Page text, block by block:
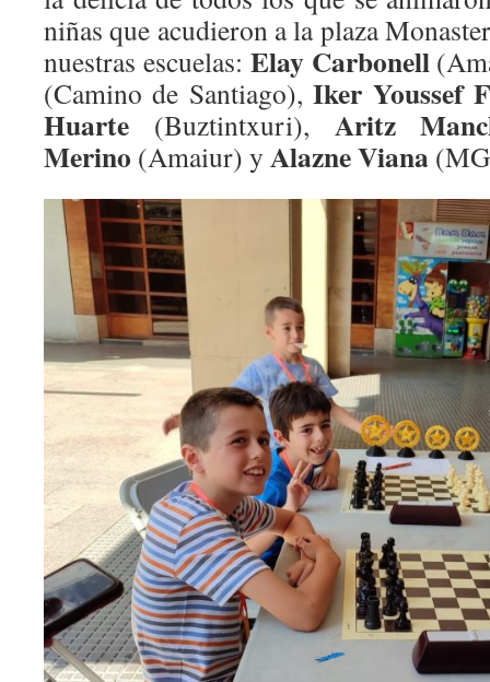
niñas que acudieron a la plaza
nuestras escuelas: Elay Carbonell
(Camino de Santiago),Iker Youssef
Huarte (Buztintxuri), Aritz
Merino (Amaiur) y Alazne Viana